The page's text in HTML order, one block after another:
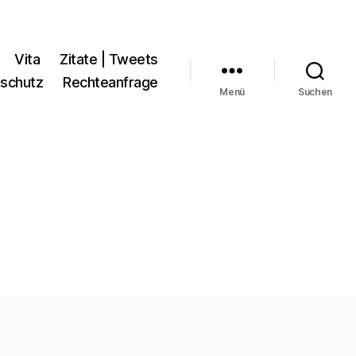
Vita
Zitate | Tweets
Rechteanfrage
Menü Suchen